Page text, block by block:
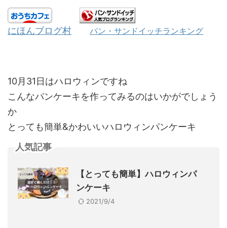
にほんブログ村 パン・サンドイッチランキング
10月31日はハロウィンですね
こんなパンケーキを作ってみるのはいかがでしょう
か
とっても簡単&かわいいハロウィンパンケーキ
人気記事
【とっても簡単】ハロウィンパ
ンケーキ
2021/9/4